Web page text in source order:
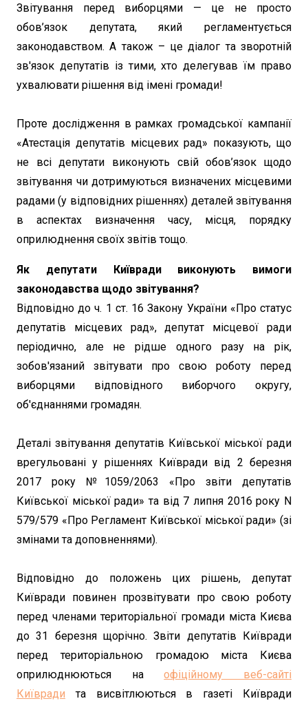
Звітування перед виборцями — це не просто
обов’язок депутата, який регламентується
законодавством. А також – це діалог та зворотній
зв'язок депутатів із тими, хто делегував їм право
ухвалювати рішення від імені громади!
Проте дослідження в рамках громадської кампанії
«Атестація депутатів місцевих рад» показують, що
не всі депутати виконують свій обов’язок щодо
звітування чи дотримуються визначених місцевими
радами (у відповідних рішеннях) деталей звітування
в аспектах визначення часу, місця, порядку
оприлюднення своїх звітів тощо.
Як депутати Київради виконують вимоги
законодавства щодо звітування?
Відповідно до ч. 1 ст. 16 Закону України «Про статус
депутатів місцевих рад», депутат місцевої ради
періодично, але не рідше одного разу на рік,
зобов'язаний звітувати про свою роботу перед
виборцями відповідного виборчого округу,
об'єднаннями громадян.
Деталі звітування депутатів Київської міської ради
врегульовані у рішеннях Київради від 2 березня
2017 року №1059/2063 «Про звіти депутатів
Київської міської ради» та від 7 липня 2016 року N
579/579 «Про Регламент Київської міської ради» (зі
змінами та доповненнями).
Відповідно до положень цих рішень, депутат
Київради повинен прозвітувати про свою роботу
перед членами територіальної громади міста Києва
до 31 березня щорічно. Звіти депутатів Київради
перед територіальною громадою міста Києва
оприлюднюються наофіційному веб-сайті
Київради та висвітлюються в газеті Київради